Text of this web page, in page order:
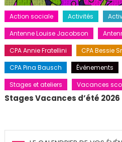
Action sociale Activités
Antenne Louise Jacobson
CPA Annie Fratellini
CPA Bessie
CPA Pina Bausch
Événements
Stages et ateliers
Vacances
Stages Vacances d’été 2026